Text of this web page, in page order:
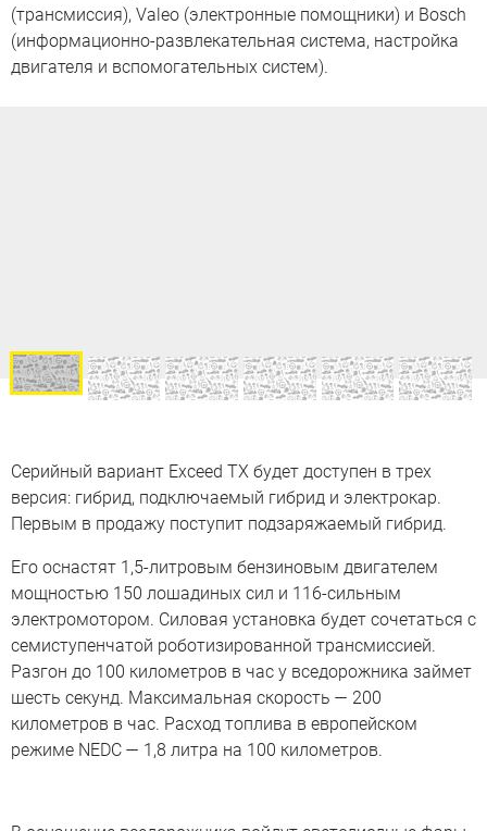
(трансмиссия), Valeo (электронные помощники) и Bosch
(информационно-развлекательная система, настройка
двигателя и вспомогательных систем).
Серийный вариант Exceed TX будет доступен в трех
версия: гибрид, подключаемый гибрид и электрокар.
Первым в продажу поступит подзаряжаемый гибрид.
Его оснастят 1,5-литровым бензиновым двигателем
мощностью 150 лошадиных сил и 116-сильным
электромотором. Силовая установка будет сочетаться с
семиступенчатой роботизированной трансмиссией.
Разгон до 100 километров в час у вседорожника займет
шесть секунд. Максимальная скорость — 200
километров в час. Расход топлива в европейском
режиме NEDC — 1,8 литра на 100 километров.